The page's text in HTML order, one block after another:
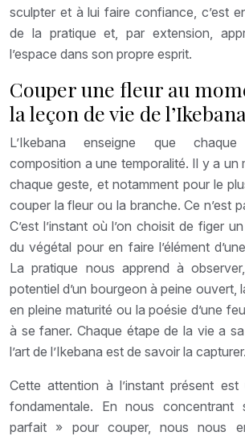
sculpter et à lui faire confiance, c’est
de la pratique et, par extension,
l’espace dans son propre esprit.
Couper une fleur au
la leçon de vie de l’Ikebana
L’Ikebana enseigne que
composition a une temporalité. Il y a un
chaque geste, et notamment pour le
couper la fleur ou la branche. Ce n’est
C’est l’instant où l’on choisit de figer
du végétal pour en faire l’élément
La pratique nous apprend à
potentiel d’un bourgeon à peine ouvert,
en pleine maturité ou la poésie d’une
à se faner. Chaque étape de la vie a
l’art de l’Ikebana est de savoir la capturer.
Cette attention à l’instant présent
fondamentale. En nous
parfait » pour couper, nous nous